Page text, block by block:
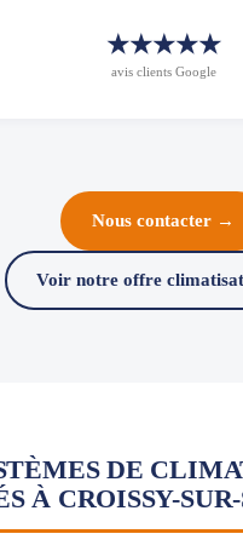
★★★★★
avis clients Google
Nous contacter →
Voir notre offre
DE
À CROISSY-